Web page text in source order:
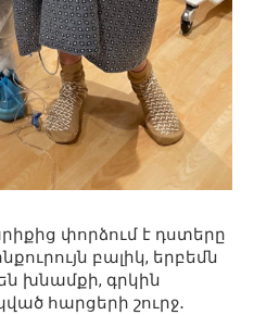
փորձում է դստերը
բալիկ, երբեմն
խնամքի, գրկին
հարցերի շուրջ․